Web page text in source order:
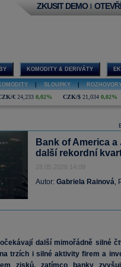
ZKUSIT DEMO |
KOMODITY & DERIVÁTY
SLOUPKY
€ 24,233 0,02% CZK/$ 21,034 0,02%
Bank of America
další rekordní
28.05.2026 14:09
Autor: Gabriela Rainová,
další mimořádně silné
trzích i silné aktivity firem a
zisků, zatímco banky